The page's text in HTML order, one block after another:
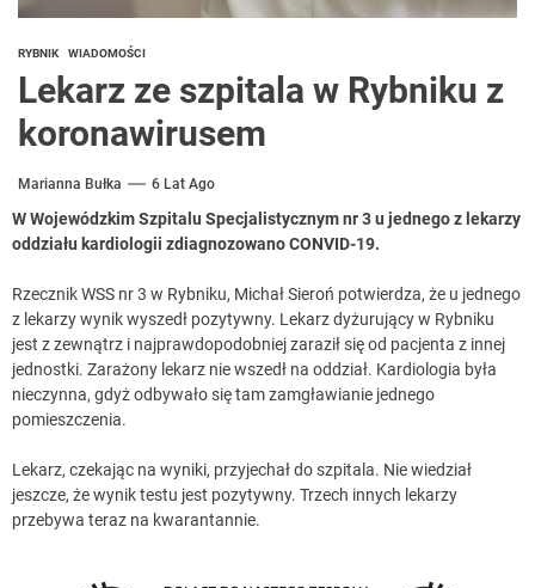
RYBNIK WIADOMOŚCI
Lekarz ze szpitala w Rybniku z
koronawirusem
Marianna Bułka 6 Lat Ago
W Wojewódzkim Szpitalu Specjalistycznym nr 3 u jednego z lekarzy
oddziału kardiologii zdiagnozowano CONVID-19.
Rzecznik WSS nr 3 w Rybniku, Michał Sieroń potwierdza, że u jednego
z lekarzy wynik wyszedł pozytywny. Lekarz dyżurujący w Rybniku
jest z zewnątrz i najprawdopodobniej zaraził się od pacjenta z innej
jednostki. Zarażony lekarz nie wszedł na oddział. Kardiologia była
nieczynna, gdyż odbywało się tam zamgławianie jednego
pomieszczenia.
Lekarz, czekając na wyniki, przyjechał do szpitala. Nie wiedział
jeszcze, że wynik testu jest pozytywny. Trzech innych lekarzy
przebywa teraz na kwarantannie.